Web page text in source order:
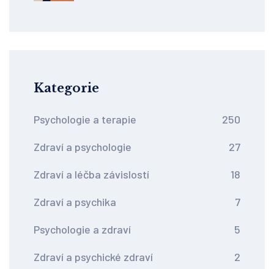
Kategorie
Psychologie a terapie 250
Zdraví a psychologie 27
Zdraví a léčba závislostí 18
Zdraví a psychika 7
Psychologie a zdraví 5
Zdraví a psychické zdraví 2